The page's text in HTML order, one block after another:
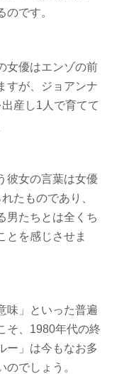
のです。
女優はエンゾの前
すが、ジョアンナ
産し1人で育てて
彼女の言葉は女優
たものであり、
男たちとは全くち
とを感じさせま
味」といった普遍
そ、1980年代の終
ー」は今もなお多
のでしょう。